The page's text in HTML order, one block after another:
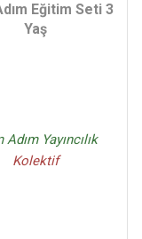
Eğitim Seti 3
Yaş
Adım Yayıncılık
Kolektif